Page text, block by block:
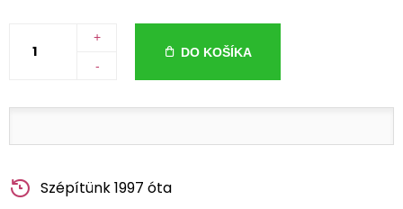
+
-
DO KOŠÍKA
Szépítünk 1997 óta